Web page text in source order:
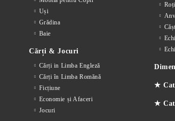
Uși
Grădina
Baie
Cărți & Jocuri
Cărți in Limba Engleză
Cărți în Limba Romănă
Ficțiune
Economie și Afaceri
Jocuri
Roți
★
★